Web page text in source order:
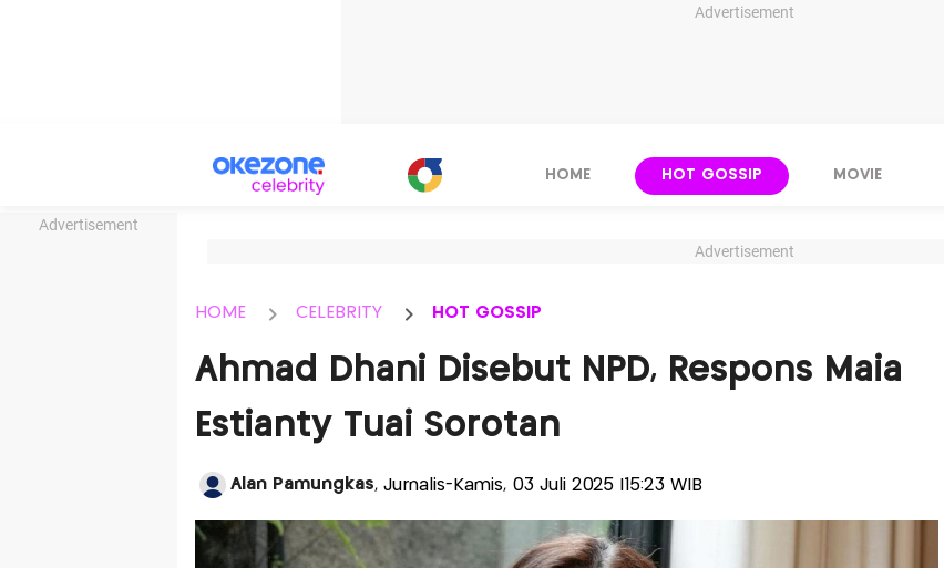
Advertisement
Advertisement
HOME HOT GOSSIP MOVIE
Advertisement
HOME CELEBRITY HOT GOSSIP
Ahmad Dhani Disebut NPD, Respons Maia
Estianty Tuai Sorotan
Alan Pamungkas, Jurnalis-Kamis, 03 Juli 2025 |15:23 WIB